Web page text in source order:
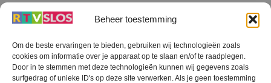
Beheer toestemming
Om de beste ervaringen te bieden, gebruiken wij technologieën zoals
cookies om informatie over je apparaat op te slaan en/of te raadplegen.
Door in te stemmen met deze technologieën kunnen wij gegevens zoals
surfgedrag of unieke ID's op deze site verwerken. Als je geen toestemming
Terug
naar
boven